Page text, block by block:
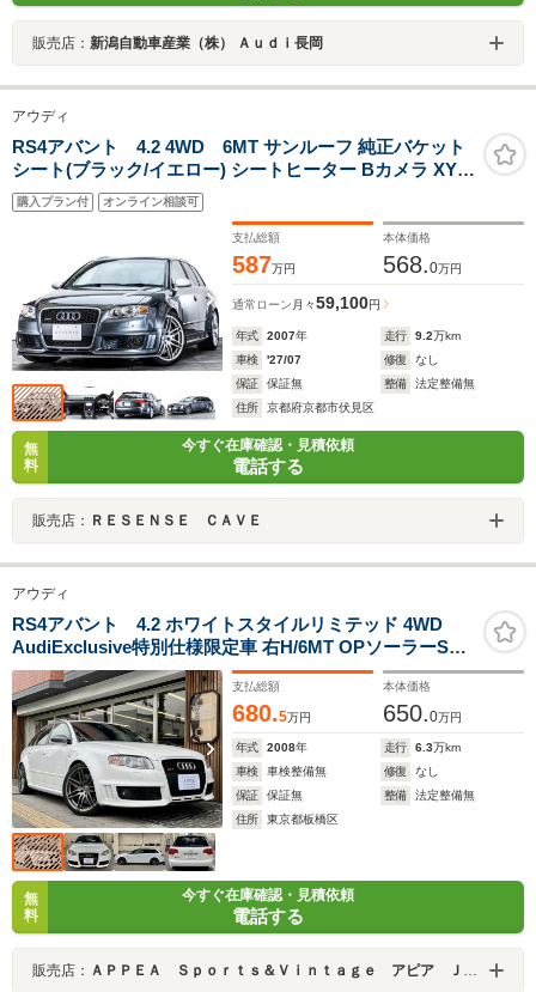
販売店： 新潟自動車産業（株） Ａｕｄｉ長岡
アウディ
RS4アバント 4.2 4WD 6MT サンルーフ 純正バケット
シート(ブラック/イエロー) シートヒーター Bカメラ XYZ
車高調 スエードステアリング 社外スタビライザー マフラ
ーバルブコントロール
購入プラン付 オンライン相談可
支払総額
587万円
本体価格
568.0万円
通常ローン 月々59,100円
年式 2007年 走行 9.2万km
車検
'27/07 修復
なし
保証
保証無 整備
法定整備無
住所
京都府京都市伏見区
無
料
今すぐ在庫確認・見積依頼
電話する
販売店： ＲＥＳＥＮＳＥ ＣＡＶＥ
アウディ
RS4アバント 4.2 ホワイトスタイルリミテッド 4WD
AudiExclusive特別仕様限定車 右H/6MT OPソーラーSR
ホワイトスタイルLTD(ホワイトFグリル&サイドモール/チ
タンルックドアミラー&マフラー/マットグレー19AW/ス
ポーツサスペンション+/RS4ロゴ黒革バケットシート)
支払総額
680.5万円
本体価格
650.0万円
年式 2008年 走行 6.3万km
車検
車検整備無 修復
なし
保証
保証無 整備
法定整備無
住所
東京都板橋区
無
料
今すぐ在庫確認・見積依頼
電話する
販売店： ＡＰＰＥＡ Ｓｐｏｒｔｓ＆Ｖｉｎｔａｇｅ アピア ＪＵ適正販売店